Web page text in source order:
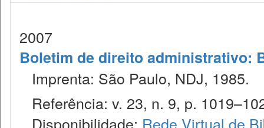
2007
Boletim de direito administrativo:
Imprenta: São Paulo, NDJ, 1985.
Referência: v. 23, n. 9, p.
Disponibilidade: Rede Virtual de